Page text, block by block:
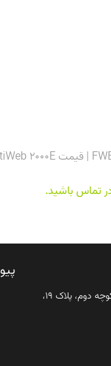
در تماس باشید.
تهران، خیابان شهید بهشتی، خیابان سرافراز، کوچه دوم، پلاک ۱۹،